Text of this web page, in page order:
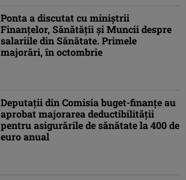
Ponta a discutat cu miniştrii
Finanţelor, Sănătăţii şi Muncii despre
salariile din Sănătate. Primele
majorări, în octombrie
Deputaţii din Comisia buget-finanţe au
aprobat majorarea deductibilităţii
pentru asigurările de sănătate la 400 de
euro anual